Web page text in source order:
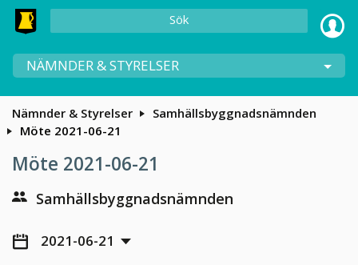
Sök
NÄMNDER & STYRELSER
Nämnder & Styrelser
Samhällsbyggnadsnämnden
Möte 2021-06-21
Möte 2021-06-21
Samhällsbyggnadsnämnden
2021-06-21